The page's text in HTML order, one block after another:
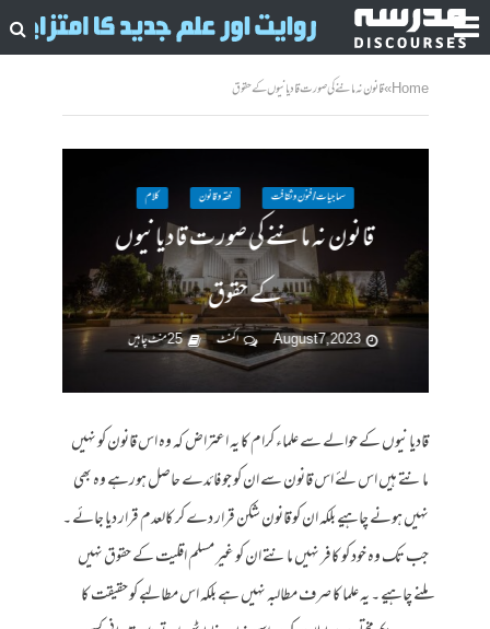
Home
»قانون نہ ماننے کی صورت قادیانیوں کے حقوق
سماجیات / فنون وثقافت فقہ وقانون کلام
قانون نہ ماننے کی صورت قادیانیوں
کے حقوق
August 7, 2023 ا کمنٹ 25 منٹ چاہیں
قادیانیوں کے حوالے سے علماء کرام کا یہ اعتراض کہ وہ اس قانون کو نہیں
مانتے ہیں اس لئے اس قانون سے ان کو جو فائدے حاصل ہورہے وہ بھی
نہیں ہونے چاہیے بلکہ ان کو قانون شکن قرار دے کر کالعدم قرار دیا جائے ۔
جب تک وہ خود کو کافر نہیں مانتے ان کو غیر مسلم اقلیت کے حقوق نہیں
ملنے چاہیے ۔ یہ علما کا صرف مطالبہ نہیں ہے بلکہ اس مطالبے کو حقیقت کا